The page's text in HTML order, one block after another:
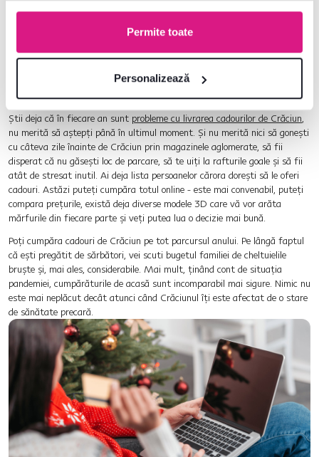
Permite toate
Personalizează
În ziua de Crăciun, începeți să pregătiți friptura și peștele dimineața
pentru a vă bucura din plin de ziua de Crăciun după-amiaza - fără
Puneți-vă la masa de Crăciun cu familia, cântați colinde, aprindeți
lumânări și bucurați-vă de aceste momente speciale
Cumpărați cadouri de Crăciun online
Știi deja că în fiecare an sunt probleme cu livrarea cadourilor de Crăciun,
nu merită să aștepți până în ultimul moment. Și nu merită nici să gonești
cu câteva zile înainte de Crăciun prin magazinele aglomerate, să fii
disperat că nu găsești loc de parcare, să te uiți la rafturile goale și să fii
atât de stresat inutil. Ai deja lista persoanelor cărora dorești să le oferi
cadouri. Astăzi puteți cumpăra totul online - este mai convenabil, puteți
compara prețurile, există deja diverse modele 3D care vă vor arăta
mărfurile din fiecare parte și veți putea lua o decizie mai bună.
Poți cumpăra cadouri de Crăciun pe tot parcursul anului. Pe lângă faptul
că ești pregătit de sărbători, vei scuti bugetul familiei de cheltuielile
bruște și, mai ales, considerabile. Mai mult, ținând cont de situația
pandemiei, cumpărăturile de acasă sunt incomparabil mai sigure. Nimic nu
este mai neplăcut decât atunci când Crăciunul îți este afectat de o stare
de sănătate precară.